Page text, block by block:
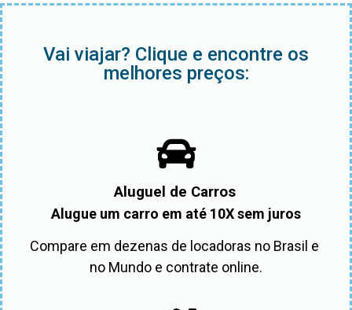
Vai viajar? Clique e encontre os
melhores preços:
Aluguel de Carros
Alugue um carro em até 10X sem juros
Compare em dezenas de locadoras no Brasil e
no Mundo e contrate online.